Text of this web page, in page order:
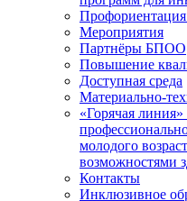
Профориентация
Мероприятия
Партнёры БПОО
Повышение
Доступная среда
Материально-
«Горячая
молодого
возможностями
Контакты
Инклюзивное